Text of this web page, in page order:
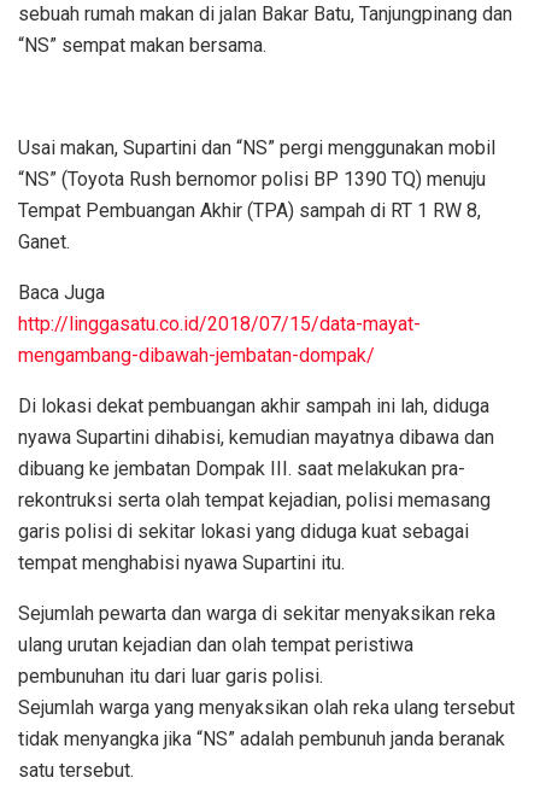
sebuah rumah makan di jalan Bakar Batu, Tanjungpinang dan
“NS” sempat makan bersama.
Usai makan, Supartini dan “NS” pergi menggunakan mobil
“NS” (Toyota Rush bernomor polisi BP 1390 TQ) menuju
Tempat Pembuangan Akhir (TPA) sampah di RT 1 RW 8,
Ganet.
Baca Juga
http://linggasatu.co.id/2018/07/15/data-mayat-
mengambang-dibawah-jembatan-dompak/
Di lokasi dekat pembuangan akhir sampah ini lah, diduga
nyawa Supartini dihabisi, kemudian mayatnya dibawa dan
dibuang ke jembatan Dompak III. saat melakukan pra-
rekontruksi serta olah tempat kejadian, polisi memasang
garis polisi di sekitar lokasi yang diduga kuat sebagai
tempat menghabisi nyawa Supartini itu.
Sejumlah pewarta dan warga di sekitar menyaksikan reka
ulang urutan kejadian dan olah tempat peristiwa
pembunuhan itu dari luar garis polisi.
Sejumlah warga yang menyaksikan olah reka ulang tersebut
tidak menyangka jika “NS” adalah pembunuh janda beranak
satu tersebut.